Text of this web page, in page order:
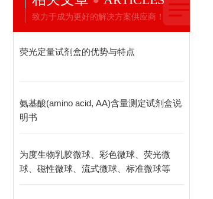
致力于成为更好的解决方案供应商！
荧光定量试剂盒的优势与特点
氨基酸(amino acid, AA)含量测定试剂盒说
明书
为度生物乳胶微球、彩色微球、荧光微
球、磁性微球、流式微球、标准微球等